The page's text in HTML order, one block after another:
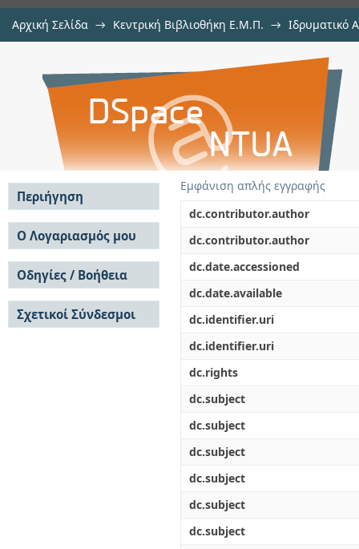
Αρχική Σελίδα → Κεντρική Βιβλιοθήκη Ε.Μ.Π. → Ιδρυματικό
Επιπτώσεις των
υπεραστικό περιβάλλον
Εμφάνιση απλής εγγραφής
dc.contributor.author
dc.contributor.author
dc.date.accessioned
dc.date.available
dc.identifier.uri
dc.identifier.uri
dc.rights
dc.subject
dc.subject
dc.subject
dc.subject
dc.subject
dc.subject
Περιήγηση
Σε όλο το DSpace
Κοινότητες & Συλλογές
Ανά Ημερομηνία
Έκδοσης
Συγγραφείς
Τίτλοι
Θέματα
Ο Λογαριασμός μου
Σύνδεση
Εγγραφή
Οδηγίες / Βοήθεια
Οδηγίες Υποβολής
Οδηγίες Χρήσης ΙΑ
Συχνές Ερωτήσεις
Σχετικοί Σύνδεσμοι